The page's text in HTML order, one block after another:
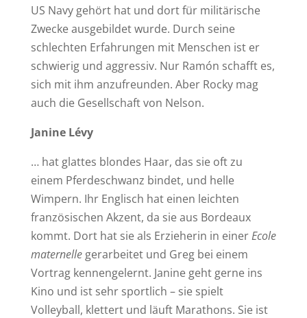
US Navy gehört hat und dort für militärische
Zwecke ausgebildet wurde. Durch seine
schlechten Erfahrungen mit Menschen ist er
schwierig und aggressiv. Nur Ramón schafft es,
sich mit ihm anzufreunden. Aber Rocky mag
auch die Gesellschaft von Nelson.
Janine Lévy
… hat glattes blondes Haar, das sie oft zu
einem Pferdeschwanz bindet, und helle
Wimpern. Ihr Englisch hat einen leichten
französischen Akzent, da sie aus Bordeaux
kommt. Dort hat sie als Erzieherin in einerEcole
maternellegerarbeitet und Greg bei einem
Vortrag kennengelernt. Janine geht gerne ins
Kino und ist sehr sportlich – sie spielt
Volleyball, klettert und läuft Marathons. Sie ist